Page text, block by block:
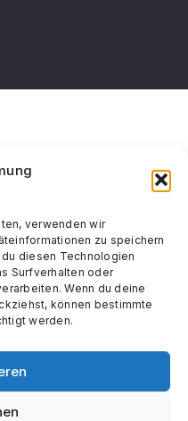
verwenden wir
zu speichern
diesen Technologien
Surfverhalten oder
Wenn du deine
können bestimmte
werden.